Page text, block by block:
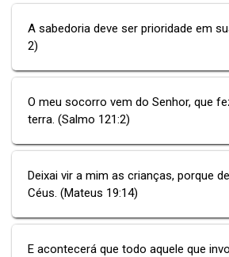
A sabedoria deve ser prioridade em
2)
O meu socorro vem do Senhor, que
terra. (Salmo 121:2)
Deixai vir a mim as crianças, porque
Céus. (Mateus 19:14)
E acontecerá que todo aquele que